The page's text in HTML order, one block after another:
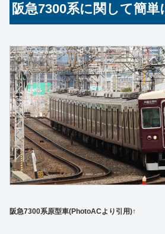
阪急7300系に関して簡単
阪急7300系原型車(PhotoACより引用)↑